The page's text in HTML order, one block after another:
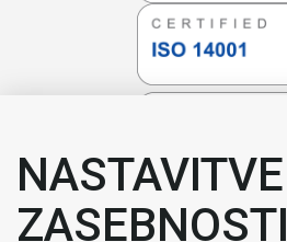
NASTAVITVE
ZASEBNOSTI